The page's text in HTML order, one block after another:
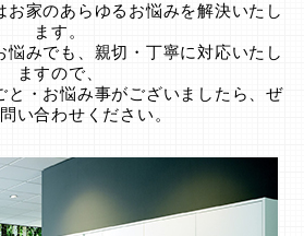
お家のあらゆるお悩みを解決いたし
ます。
悩みでも、親切・丁寧に対応いたし
ますので、
と・お悩み事がございましたら、ぜ
い合わせください。